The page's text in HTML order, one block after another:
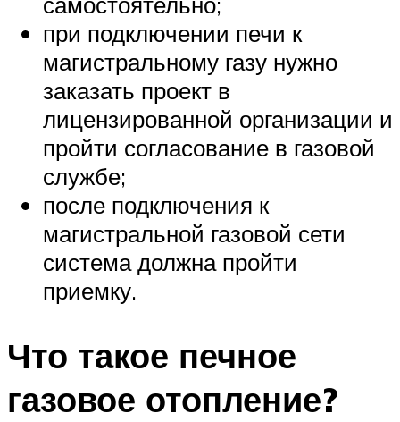
при подключении печи к
магистральному газу нужно
заказать проект в
лицензированной организации и
пройти согласование в газовой
службе;
после подключения к
магистральной газовой сети
система должна пройти
приемку.
Что такое печное
газовое отопление?